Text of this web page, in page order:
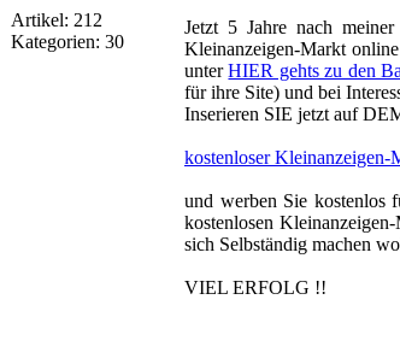
Artikel: 212
Kategorien: 30
Jetzt 5 Jahre nach
Kleinanzeigen-Markt
unterHIER gehts zu den
für ihre Site) und bei
Inserieren SIE jetzt auf
kostenloser
und werben Sie kostenlos
kostenlosen
sich Selbständig machen
VIEL ERFOLG !!